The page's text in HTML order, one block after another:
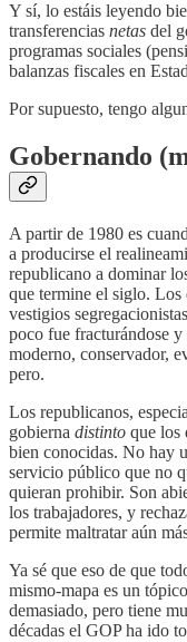
Y sí, lo estáis leyendo
transferencias netas del
programas sociales
balanzas fiscales en
Por supuesto, tengo
Gobernando
A partir de 1980 es
a producirse el
republicano a dominar
que termine el siglo. Los
vestigios
poco fue fracturándose
moderno, conservador,
pero.
Los republicanos,
gobierna distinto que los
bien conocidas. No hay
servicio público que no
quieran prohibir. Son
los trabajadores, y
permite maltratar aún
Ya sé que eso de que
mismo-mapa es un
demasiado, pero tiene
décadas el GOP ha ido